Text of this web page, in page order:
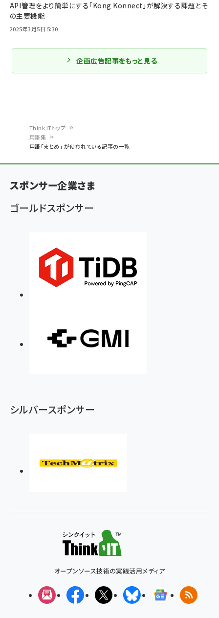
ン
く
ず
Think ITトップ
用語集
用語「まとめ」 が使われている記事の一覧
API管理をより簡単にする「Kong Konnect」が解決する課題とそ
の主要機能
2025年3月5日 5:30
企画広告記事をもっと見る
スポンサー企業さま
ゴールドスポンサー
シルバースポンサー
オープンソース技術の実践活用メディア
メルマガFacebookX(エックス)BlueskyGoogleニュ
RSS